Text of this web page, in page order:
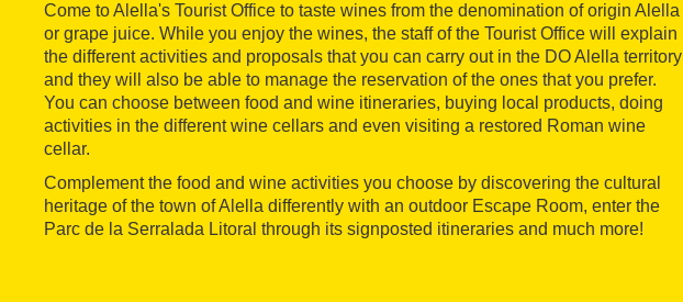
Come to Alella's Tourist Office to taste wines from the denomination of origin Alella
or grape juice. While you enjoy the wines, the staff of the Tourist Office will explain
the different activities and proposals that you can carry out in the DO Alella territory
and they will also be able to manage the reservation of the ones that you prefer.
You can choose between food and wine itineraries, buying local products, doing
activities in the different wine cellars and even visiting a restored Roman wine
cellar.
Complement the food and wine activities you choose by discovering the cultural
heritage of the town of Alella differently with an outdoor Escape Room, enter the
Parc de la Serralada Litoral through its signposted itineraries and much more!